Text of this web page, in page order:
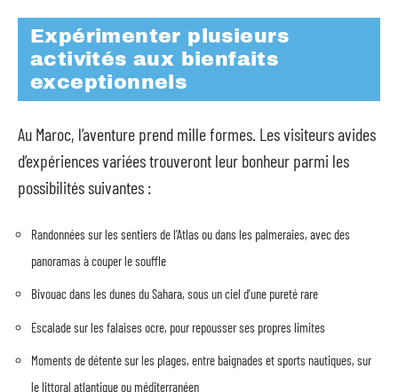
Expérimenter plusieurs
activités aux bienfaits
exceptionnels
Au Maroc, l’aventure prend mille formes. Les visiteurs avides
d’expériences variées trouveront leur bonheur parmi les
possibilités suivantes :
Randonnées sur les sentiers de l’Atlas ou dans les palmeraies, avec des
panoramas à couper le souffle
Bivouac dans les dunes du Sahara, sous un ciel d’une pureté rare
Escalade sur les falaises ocre, pour repousser ses propres limites
Moments de détente sur les plages, entre baignades et sports nautiques, sur
le littoral atlantique ou méditerranéen